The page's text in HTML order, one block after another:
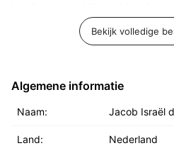
een rechtenstudie en werd
maakte hij naam als literair
standpunten. Rond 1919
waar hij correspondent werd
Handelsblad. Daar
sympathisant tot
Bekijk volledige
Algemene informatie
Naam: Jacob Israël
Land: Nederland